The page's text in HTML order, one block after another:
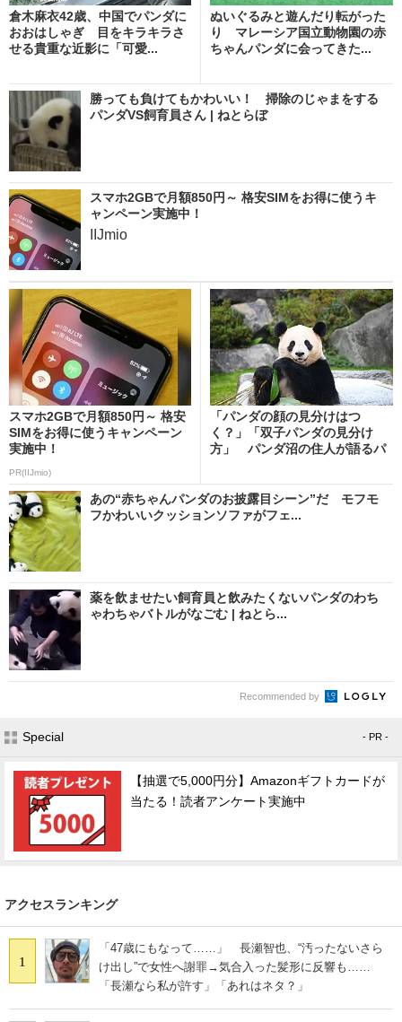
倉木麻衣42歳、中国でパンダに
おおはしゃぎ 目をキラキラさ
せる貴重な近影に「可愛...
ぬいぐるみと遊んだり転がった
り マレーシア国立動物園の赤
ちゃんパンダに会ってきた...
勝っても負けてもかわいい！ 掃除のじゃまをする
パンダVS飼育員さん | ねとらぼ
スマホ2GBで月額850円～ 格安SIMをお得に使うキ
ャンペーン実施中！
IIJmio
スマホ2GBで月額850円～ 格安
SIMをお得に使うキャンペーン
実施中！
PR(IIJmio)
「パンダの顔の見分けはつ
く？」「双子パンダの見分け
方」 パンダ沼の住人が語るパ
あの“赤ちゃんパンダのお披露目シーン”だ モフモ
フかわいいクッションソファがフェ...
薬を飲ませたい飼育員と飲みたくないパンダのわち
ゃわちゃバトルがなごむ | ねとら...
Recommended by
Special - PR -
【抽選で5,000円分】Amazonギフトカードが
当たる！読者アンケート実施中
アクセスランキング
1
「47歳にもなって……」 長瀬智也、“汚ったないさら
け出し”で女性へ謝罪→気合入った髪形に反響も……
「長瀬なら私が許す」「あれはネタ？」